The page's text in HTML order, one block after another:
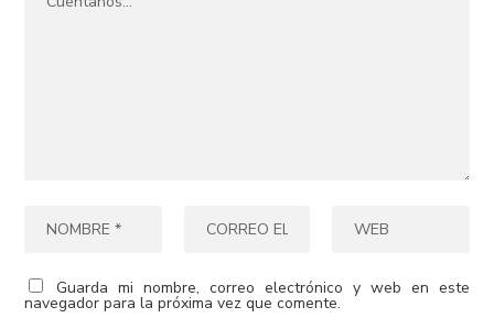
Guarda mi nombre, correo electrónico y web en este
navegador para la próxima vez que comente.